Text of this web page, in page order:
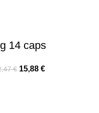
14 caps
€ 15,88 €